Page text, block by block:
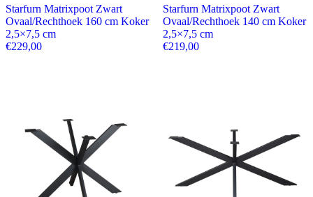
Starfurn Matrixpoot Zwart
Ovaal/Rechthoek 160 cm Koker
2,5×7,5 cm
€229,00
Starfurn Matrixpoot Zwart
Ovaal/Rechthoek 140 cm Koker
2,5×7,5 cm
€219,00